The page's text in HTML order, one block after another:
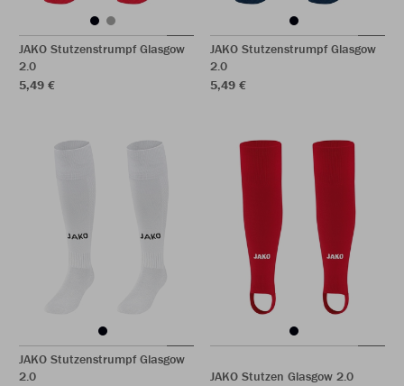
JAKO Stutzenstrumpf Glasgow
2.0
5,49 €
JAKO Stutzenstrumpf Glasgow
2.0
5,49 €
JAKO Stutzenstrumpf Glasgow
2.0
JAKO Stutzen Glasgow 2.0